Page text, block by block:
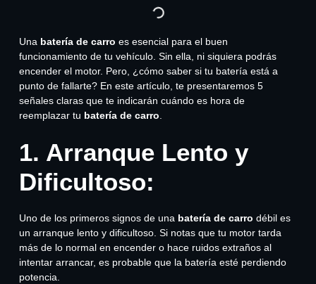
Una batería de carro es esencial para el buen
funcionamiento de tu vehículo. Sin ella, ni siquiera podrás
encender el motor. Pero, ¿cómo saber si tu batería está a
punto de fallarte? En este artículo, te presentaremos 5
señales claras que te indicarán cuándo es hora de
reemplazar tu batería de carro.
1. Arranque Lento y
Dificultoso:
Uno de los primeros signos de una batería de carro débil es
un arranque lento y dificultoso. Si notas que tu motor tarda
más de lo normal en encender o hace ruidos extraños al
intentar arrancar, es probable que la batería esté perdiendo
potencia.